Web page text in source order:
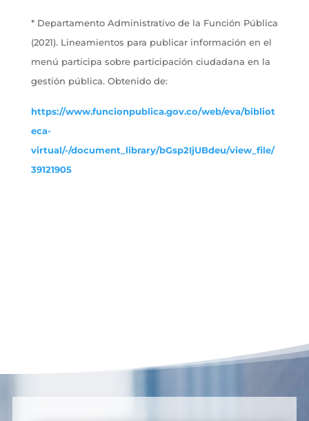
* Departamento Administrativo de la Función Pública
(2021). Lineamientos para publicar información en el
menú participa sobre participación ciudadana en la
gestión pública. Obtenido de:
https://www.funcionpublica.gov.co/web/eva/bibliot
eca-
virtual/-/document_library/bGsp2IjUBdeu/view_file/
39121905